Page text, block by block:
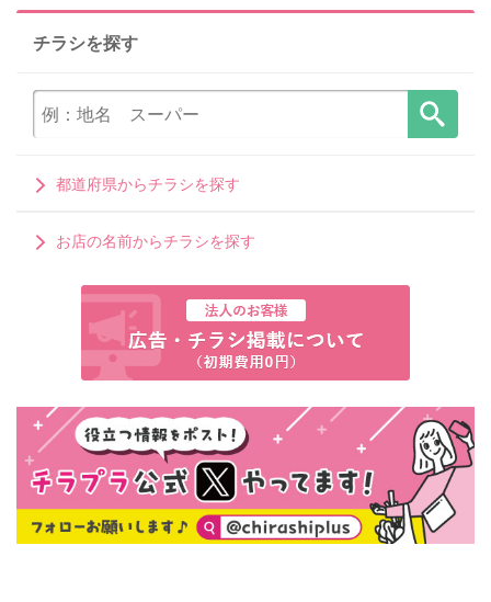
チラシを探す
都道府県からチラシを探す
お店の名前からチラシを探す